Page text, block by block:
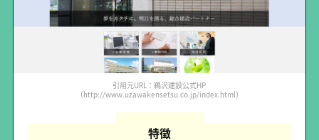
引用元URL：鵜沢建設公式HP
（http://www.uzawakensetsu.co.jp/index.html）
特徴